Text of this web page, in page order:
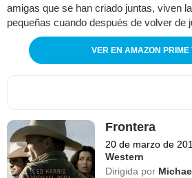
amigas que se han criado juntas, viven
pequeñas cuando después de volver de
VER EN AMAZON PRIME
Frontera
20 de marzo de
Western
Dirigida por